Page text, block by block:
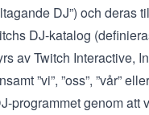
DJ”) och deras
DJ-katalog
av Twitch Interactive,
”vi”, ”oss”, ”vår”
programmet genom att